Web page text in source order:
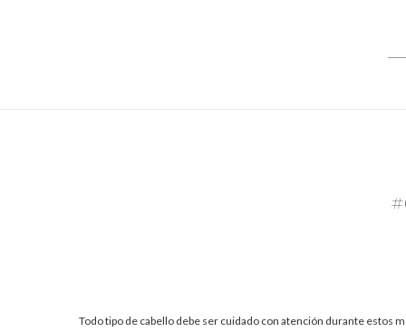
Todo tipo de cabello debe ser cuidado con atención durante estos